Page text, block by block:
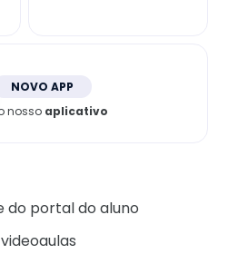
NOVO APP
nosso aplicativo
do portal do aluno